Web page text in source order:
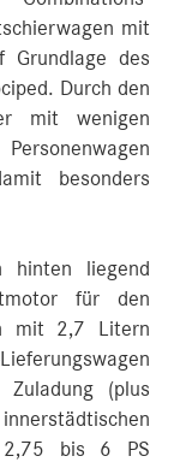
mit
Grundlage des
Durch den
mit wenigen
besonders
hinten liegend
für den
mit 2,7 Litern
(plus
2,75 bis 6 PS